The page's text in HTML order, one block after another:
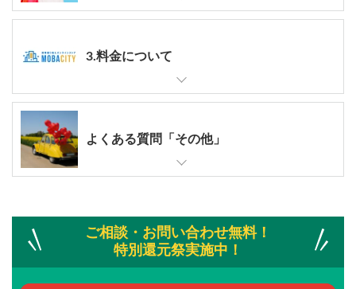
3.料金について
よくある質問「その他」
ご相談・お問い合わせ無料！
特別還元祭実施中！